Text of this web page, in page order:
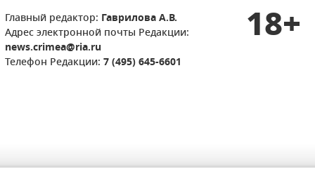
Главный редактор: Гаврилова А.В.
Адрес электронной почты Редакции:
news.crimea@ria.ru
Телефон Редакции: 7 (495) 645-6601
18+